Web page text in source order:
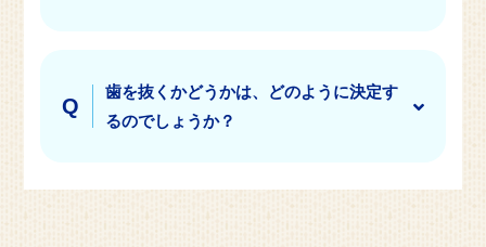
歯を抜くかどうかは、どのように決定す
るのでしょうか？